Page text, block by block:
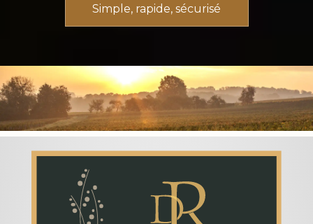
Simple, rapide, sécurisé